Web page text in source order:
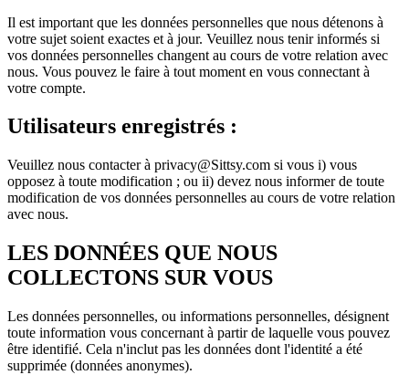
Il est important que les données personnelles que nous détenons à
votre sujet soient exactes et à jour. Veuillez nous tenir informés si
vos données personnelles changent au cours de votre relation avec
nous. Vous pouvez le faire à tout moment en vous connectant à
votre compte.
Utilisateurs enregistrés :
Veuillez nous contacter à privacy@Sittsy.com si vous i) vous
opposez à toute modification ; ou ii) devez nous informer de toute
modification de vos données personnelles au cours de votre relation
avec nous.
LES DONNÉES QUE NOUS
COLLECTONS SUR VOUS
Les données personnelles, ou informations personnelles, désignent
toute information vous concernant à partir de laquelle vous pouvez
être identifié. Cela n'inclut pas les données dont l'identité a été
supprimée (données anonymes).